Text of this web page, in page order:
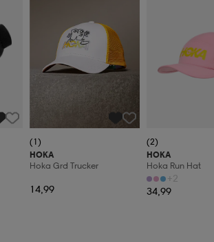
(1)
HOKA
Hoka Grd Trucker
14,99
(2)
HOKA
Hoka Run Hat
+2
34,99